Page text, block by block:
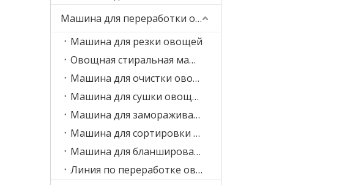
Машина для переработки овощей и фруктов
Машина для резки овощей
Овощная стиральная машина
Машина для очистки овощей
Машина для сушки овощей
Машина для замораживания овощей
Машина для сортировки овощей
Машина для бланширования овощей
Линия по переработке овощей и фруктов